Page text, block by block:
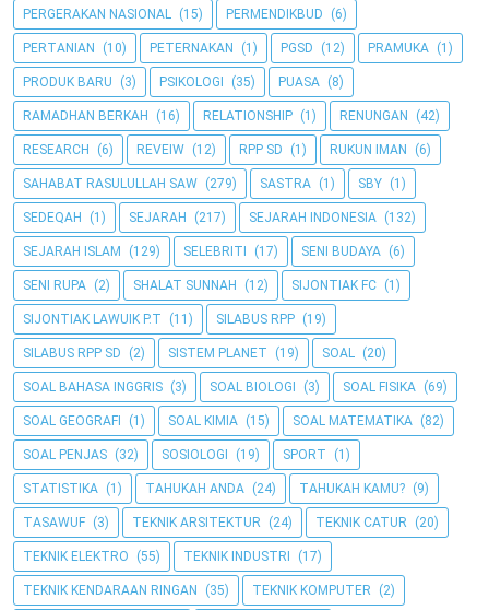
PERGERAKAN NASIONAL (15) PERMENDIKBUD (6)
PERTANIAN (10) PETERNAKAN (1) PGSD (12) PRAMUKA (1)
PRODUK BARU (3) PSIKOLOGI (35) PUASA (8)
RAMADHAN BERKAH (16) RELATIONSHIP (1) RENUNGAN (42)
RESEARCH (6) REVEIW (12) RPP SD (1) RUKUN IMAN (6)
SAHABAT RASULULLAH SAW (279) SASTRA (1) SBY (1)
SEDEQAH (1) SEJARAH (217) SEJARAH INDONESIA (132)
SEJARAH ISLAM (129) SELEBRITI (17) SENI BUDAYA (6)
SENI RUPA (2) SHALAT SUNNAH (12) SIJONTIAK FC (1)
SIJONTIAK LAWUIK P.T (11) SILABUS RPP (19)
SILABUS RPP SD (2) SISTEM PLANET (19) SOAL (20)
SOAL BAHASA INGGRIS (3) SOAL BIOLOGI (3) SOAL FISIKA (69)
SOAL GEOGRAFI (1) SOAL KIMIA (15) SOAL MATEMATIKA (82)
SOAL PENJAS (32) SOSIOLOGI (19) SPORT (1)
STATISTIKA (1) TAHUKAH ANDA (24) TAHUKAH KAMU? (9)
TASAWUF (3) TEKNIK ARSITEKTUR (24) TEKNIK CATUR (20)
TEKNIK ELEKTRO (55) TEKNIK INDUSTRI (17)
TEKNIK KENDARAAN RINGAN (35) TEKNIK KOMPUTER (2)